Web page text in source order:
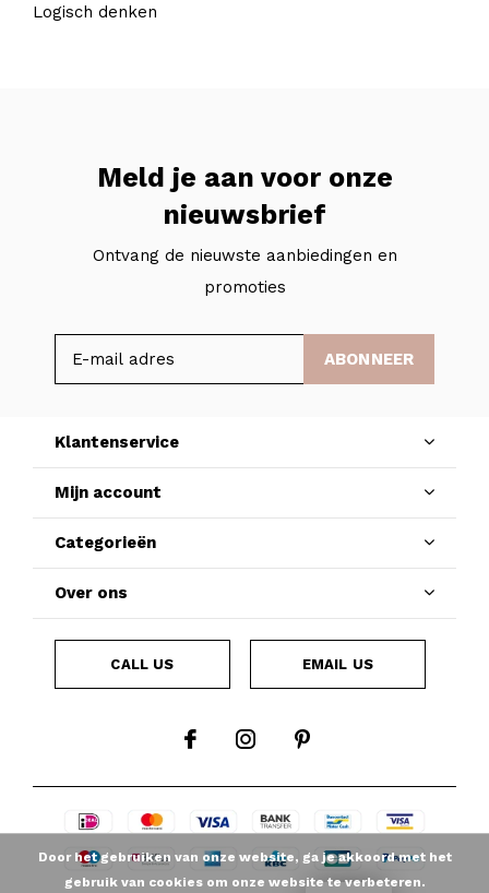
Logisch denken
Meld je aan voor onze
nieuwsbrief
Ontvang de nieuwste aanbiedingen en
promoties
ABONNEER
Klantenservice
Mijn account
Categorieën
Over ons
CALL US EMAIL US
Door het gebruiken van onze website, ga je akkoord met het
gebruik van cookies om onze website te verbeteren.